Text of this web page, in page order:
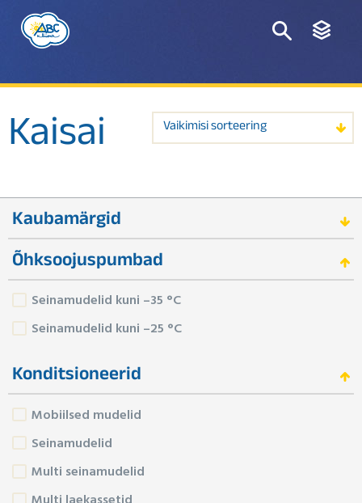
Kaisai Vaikimisi sorteering
Kaubamärgid
Õhksoojuspumbad
Seinamudelid kuni –35 °C
Seinamudelid kuni –25 °C
Konditsioneerid
Mobiilsed mudelid
Seinamudelid
Multi seinamudelid
Multi laekassetid